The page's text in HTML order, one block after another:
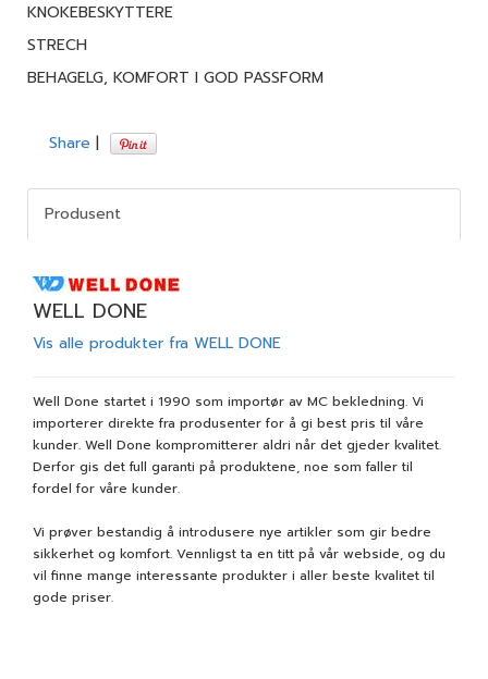
KNOKEBESKYTTERE
STRECH
BEHAGELG, KOMFORT I GOD PASSFORM
Share |
Produsent
WELL DONE
Vis alle produkter fra WELL DONE
Well Done startet i 1990 som importør av MC bekledning. Vi
importerer direkte fra produsenter for å gi best pris til våre
kunder. Well Done kompromitterer aldri når det gjeder kvalitet.
Derfor gis det full garanti på produktene, noe som faller til
fordel for våre kunder.
Vi prøver bestandig å introdusere nye artikler som gir bedre
sikkerhet og komfort. Vennligst ta en titt på vår webside, og du
vil finne mange interessante produkter i aller beste kvalitet til
gode priser.